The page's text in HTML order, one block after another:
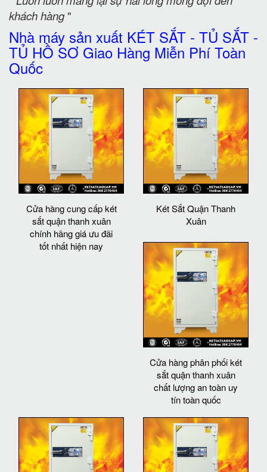
khách hàng"
Nhà máy sản xuất KÉT SẮT - TỦ SẮT -
TỦ HỒ SƠ Giao Hàng Miễn Phí Toàn
Quốc
Cửa hàng cung cấp két
sắt quận thanh xuân
chính hãng giá ưu đãi
tốt nhất hiện nay
Két Sắt Quận Thanh
Xuân
Cửa hàng phân phối két
sắt quận thanh xuân
chất lượng an toàn uy
tín toàn quốc